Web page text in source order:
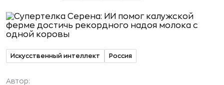
Искусственный интеллект Россия
Автор: